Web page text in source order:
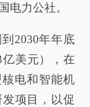
电力公社。
2030年年底
美元），在
电和智能机
项目，以促